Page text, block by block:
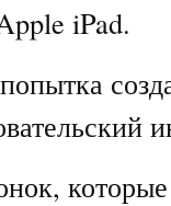
iPad.